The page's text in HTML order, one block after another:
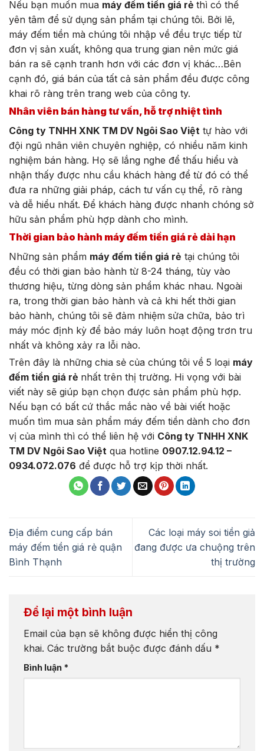
Nếu bạn muốn mua máy đếm tiền giá rẻ thì có thể
yên tâm để sử dụng sản phẩm tại chúng tôi. Bởi lẽ,
máy đếm tiền mà chúng tôi nhập về đều trực tiếp từ
đơn vị sản xuất, không qua trung gian nên mức giá
bán ra sẽ cạnh tranh hơn với các đơn vị khác…Bên
cạnh đó, giá bán của tất cả sản phẩm đều được công
khai rõ ràng trên trang web của công ty.
Nhân viên bán hàng tư vấn, hỗ trợ nhiệt tình
Công ty TNHH XNK TM DV Ngôi Sao Việt tự hào với
đội ngũ nhân viên chuyên nghiệp, có nhiều năm kinh
nghiệm bán hàng. Họ sẽ lắng nghe để thấu hiểu và
nhận thấy được nhu cầu khách hàng để từ đó có thể
đưa ra những giải pháp, cách tư vấn cụ thể, rõ ràng
và dễ hiểu nhất. Để khách hàng được nhanh chóng sở
hữu sản phẩm phù hợp dành cho mình.
Thời gian bảo hành máy đếm tiền giá rẻ dài hạn
Những sản phẩm máy đếm tiền giá rẻ tại chúng tôi
đều có thời gian bảo hành từ 8-24 tháng, tùy vào
thương hiệu, từng dòng sản phẩm khác nhau. Ngoài
ra, trong thời gian bảo hành và cả khi hết thời gian
bảo hành, chúng tôi sẽ đảm nhiệm sửa chữa, bảo trì
máy móc định kỳ để bảo máy luôn hoạt động trơn tru
nhất và không xảy ra lỗi nào.
Trên đây là những chia sẻ của chúng tôi về 5 loại máy
đếm tiền giá rẻ nhất trên thị trường. Hi vọng với bài
viết này sẽ giúp bạn chọn được sản phẩm phù hợp.
Nếu bạn có bất cứ thắc mắc nào về bài viết hoặc
muốn tìm mua sản phẩm máy đếm tiền dành cho đơn
vị của mình thì có thể liên hệ với Công ty TNHH XNK
TM DV Ngôi Sao Việt qua hotline 0907.12.94.12 –
0934.072.076 để được hỗ trợ kịp thời nhất.
Địa điểm cung cấp bán
máy đếm tiền giá rẻ quận
Bình Thạnh
Các loại máy soi tiền giả
đang được ưa chuộng trên
thị trường
Để lại một bình luận
Email của bạn sẽ không được hiển thị công
khai. Các trường bắt buộc được đánh dấu *
Bình luận *